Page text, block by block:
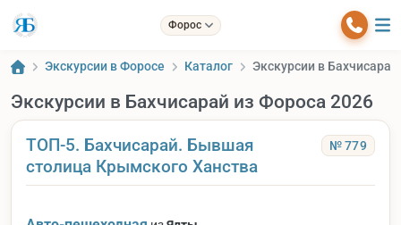
Форос
Экскурсии в Форосе Каталог Экскурсии в
Экскурсии в Бахчисарай из Фороса 2026
ТОП-5. Бахчисарай. Бывшая
столица Крымского Ханства
№ 779